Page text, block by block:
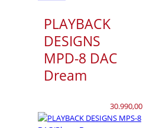
PLAYBACK
DESIGNS
MPD-8 DAC
Dream
30.990,00